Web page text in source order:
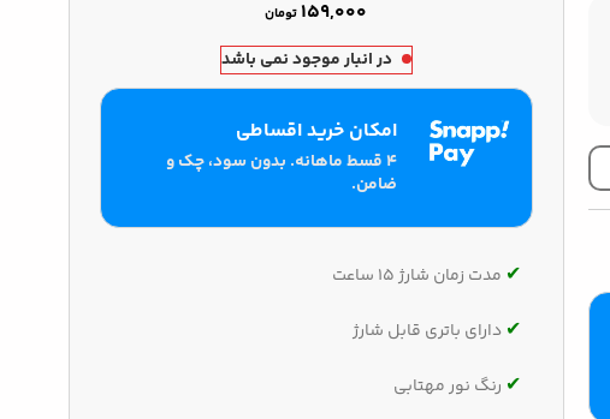
تومان
در انبار موجود نمی باشد
امکان خرید اقساطی
۴ قسط ماهانه. بدون سود، چک و
ضامن.
✔‌ مدت زمان شارژ 15 ساعت
✔‌ دارای باتری قابل شارژ
✔‌ رنگ نور مهتابی